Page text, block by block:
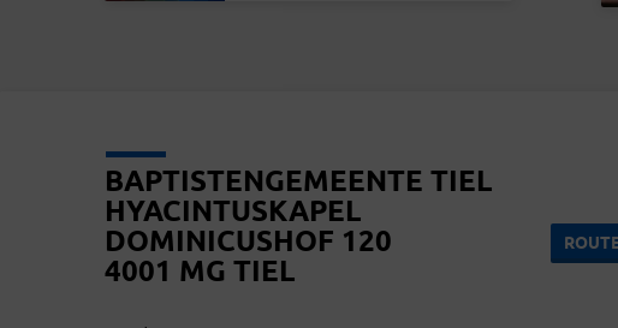
BAPTISTENGEMEENTE TIEL
HYACINTUSKAPEL
DOMINICUSHOF 120
4001 MG TIEL